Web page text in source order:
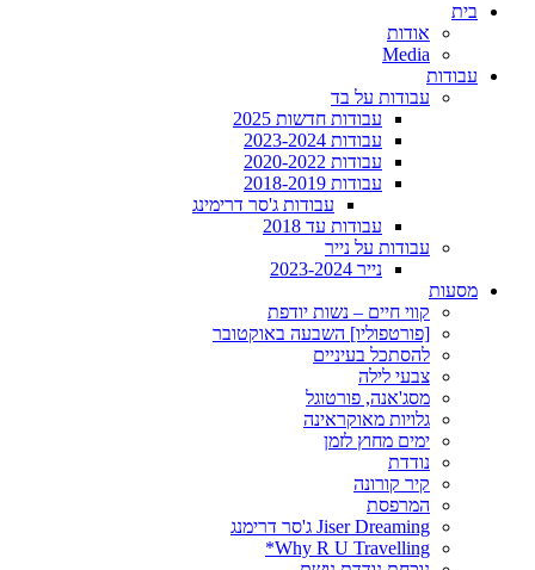
בית
אודות
Media
עבודות
עבודות על בד
עבודות חדשות 2025
עבודות 2023-2024
עבודות 2020-2022
עבודות 2018-2019
עבודות ג'סר דרימינג
עבודות עד 2018
עבודות על נייר
נייר 2023-2024
מסעות
קווי חיים – נשות יודפת
[פורטפוליו] השבעה באוקטובר
להסתכל בעיניים
צבעי לילה
מסג'אנה, פורטוגל
גלויות מאוקראינה
ימים מחוץ לזמן
נודדת
קיר קורונה
המרפסת
Jiser Dreaming ג'סר דרימנג
Why R U Travelling*